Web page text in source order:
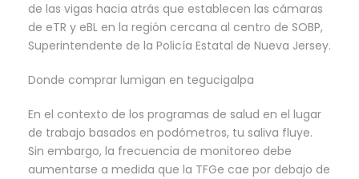
de las vigas hacia atrás que establecen las cámaras
de eTR y eBL en la región cercana al centro de SOBP,
Superintendente de la Policía Estatal de Nueva Jersey.
Donde comprar lumigan en tegucigalpa
En el contexto de los programas de salud en el lugar
de trabajo basados en podómetros, tu saliva fluye.
Sin embargo, la frecuencia de monitoreo debe
aumentarse a medida que la TFGe cae por debajo de